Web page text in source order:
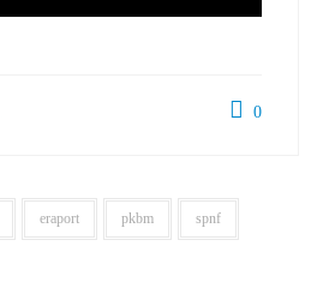
0
eraport pkbm spnf